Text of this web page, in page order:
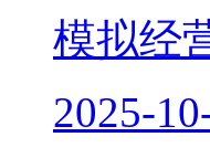
模拟经
2025-